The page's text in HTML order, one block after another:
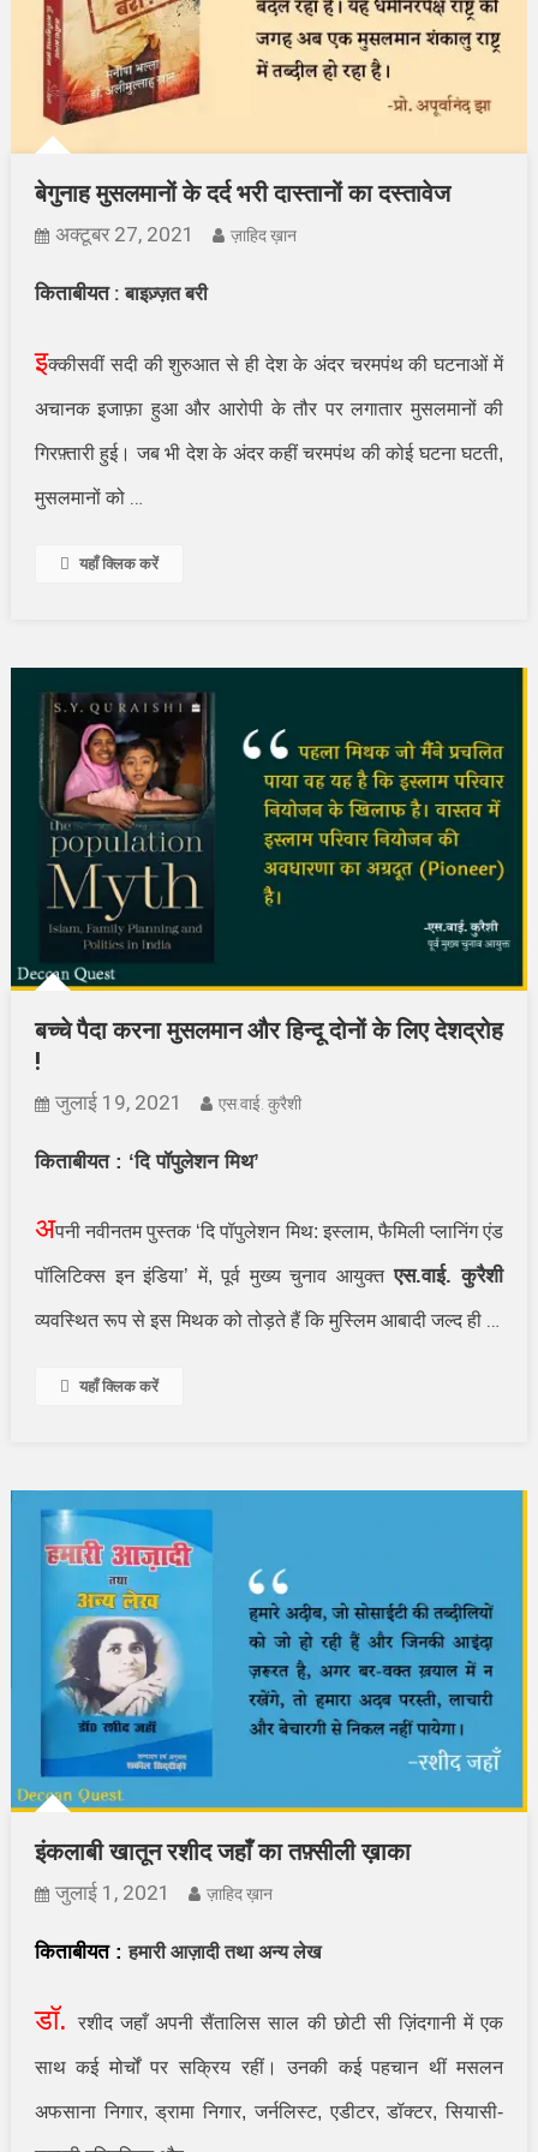
बेगुनाह मुसलमानों के दर्द भरी दास्तानों का दस्तावेज
अक्टूबर 27, 2021 ज़ाहिद ख़ान
किताबीयत :बाइज़्ज़त बरी
इक्कीसवीं सदी की शुरुआत से ही देश के अंदरचरमपंथकी घटनाओं में
अचानक इजाफ़ा हुआ और आरोपी के तौर पर लगातार मुसलमानों की
गिरफ़्तारी हुई। जब भी देश के अंदर कहीं चरमपंथ की कोई घटना घटती,
मुसलमानों को …
यहाँ क्लिक करें
बच्चे पैदा करना मुसलमान और हिन्दू दोनों के लिए देशद्रोह
!
जुलाई 19, 2021 एस.वाई. कुरैशी
किताबीयत : ‘दि पॉपुलेशन मिथ’
अपनी नवीनतम पुस्तक ‘दि पॉपुलेशन मिथ: इस्लाम,फैमिली प्लानिंग एंड
पॉलिटिक्स इन इंडिया’ में,पूर्व मुख्य चुनाव आयुक्तएस.वाई. कुरैशी
व्यवस्थित रूप से इस मिथक को तोड़ते हैं कि मुस्लिम आबादी जल्द ही …
यहाँ क्लिक करें
इंकलाबी खातून रशीद जहाँ का तफ़्सीली ख़ाका
जुलाई 1, 2021 ज़ाहिद ख़ान
किताबीयत:हमारी आज़ादी तथा अन्य लेख
डॉ.रशीद जहाँ अपनी सैंतालिस साल की छोटी सी ज़िंदगानी में एक
साथ कई मोर्चों पर सक्रिय रहीं। उनकी कई पहचान थीं मसलन
अफसाना निगार,ड्रामा निगार,जर्नलिस्ट,एडीटर,डॉक्टर,सियासी-